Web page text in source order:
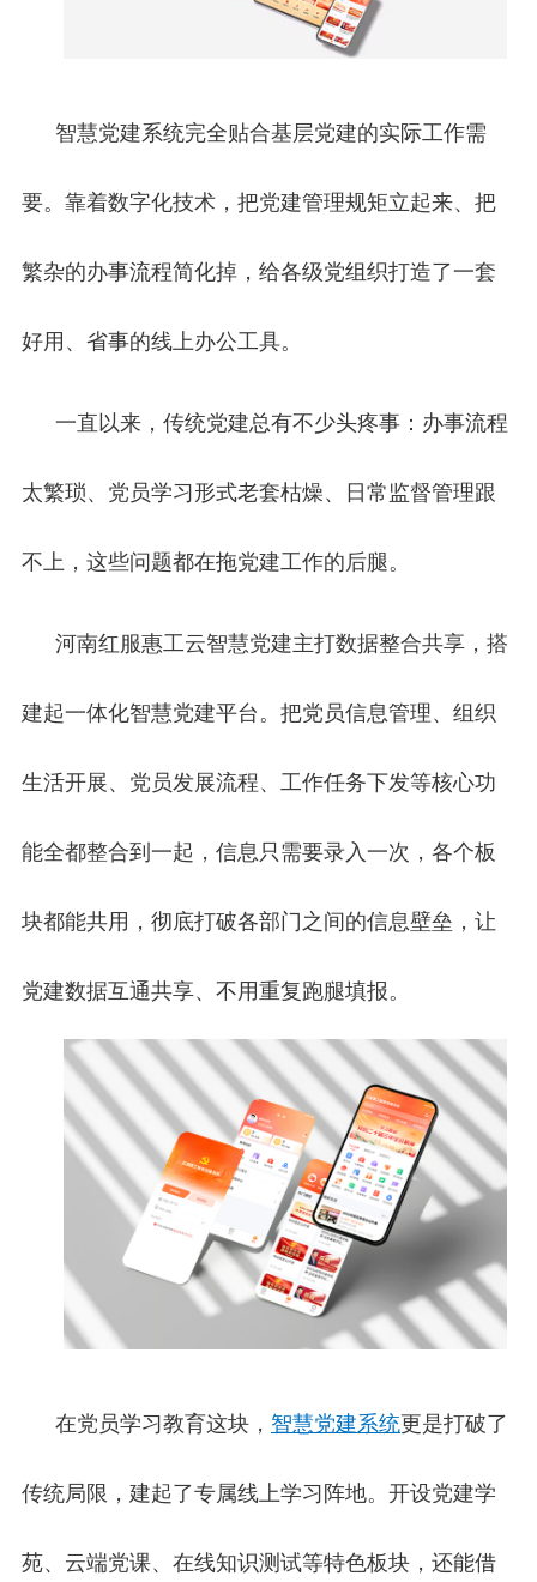
智慧党建系统完全贴合基层党建的实际工作需
要。靠着数字化技术，把党建管理规矩立起来、把
繁杂的办事流程简化掉，给各级党组织打造了一套
好用、省事的线上办公工具。
一直以来，传统党建总有不少头疼事：办事流程
太繁琐、党员学习形式老套枯燥、日常监督管理跟
不上，这些问题都在拖党建工作的后腿。
河南红服惠工云智慧党建主打数据整合共享，搭
建起一体化智慧党建平台。把党员信息管理、组织
生活开展、党员发展流程、工作任务下发等核心功
能全都整合到一起，信息只需要录入一次，各个板
块都能共用，彻底打破各部门之间的信息壁垒，让
党建数据互通共享、不用重复跑腿填报。
在党员学习教育这块， 智慧党建系统更是打破了
传统局限，建起了专属线上学习阵地。开设党建学
苑、云端党课、在线知识测试等特色板块，还能借